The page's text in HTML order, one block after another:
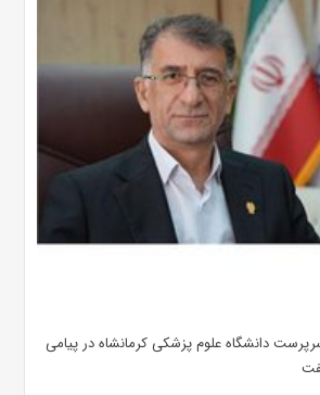
دانشگاه علوم پزشکی کرمانشاه در پیامی